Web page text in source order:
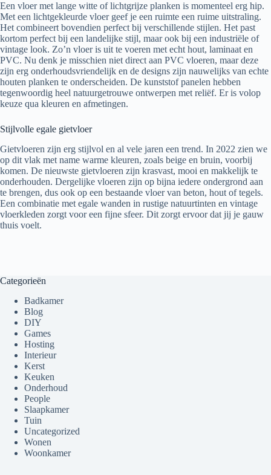
Een vloer met lange witte of lichtgrijze planken is momenteel erg hip.
Met een lichtgekleurde vloer geef je een ruimte een ruime uitstraling.
Het combineert bovendien perfect bij verschillende stijlen. Het past
kortom perfect bij een landelijke stijl, maar ook bij een industriële of
vintage look. Zo’n vloer is uit te voeren met echt hout, laminaat en
PVC. Nu denk je misschien niet direct aan PVC vloeren, maar deze
zijn erg onderhoudsvriendelijk en de designs zijn nauwelijks van echte
houten planken te onderscheiden. De kunststof panelen hebben
tegenwoordig heel natuurgetrouwe ontwerpen met reliëf. Er is volop
keuze qua kleuren en afmetingen.
Stijlvolle egale gietvloer
Gietvloeren zijn erg stijlvol en al vele jaren een trend. In 2022 zien we
op dit vlak met name warme kleuren, zoals beige en bruin, voorbij
komen. De nieuwste gietvloeren zijn krasvast, mooi en makkelijk te
onderhouden. Dergelijke vloeren zijn op bijna iedere ondergrond aan
te brengen, dus ook op een bestaande vloer van beton, hout of tegels.
Een combinatie met egale wanden in rustige natuurtinten en vintage
vloerkleden zorgt voor een fijne sfeer. Dit zorgt ervoor dat jij je gauw
thuis voelt.
Categorieën
Badkamer
Blog
DIY
Games
Hosting
Interieur
Kerst
Keuken
Onderhoud
People
Slaapkamer
Tuin
Uncategorized
Wonen
Woonkamer